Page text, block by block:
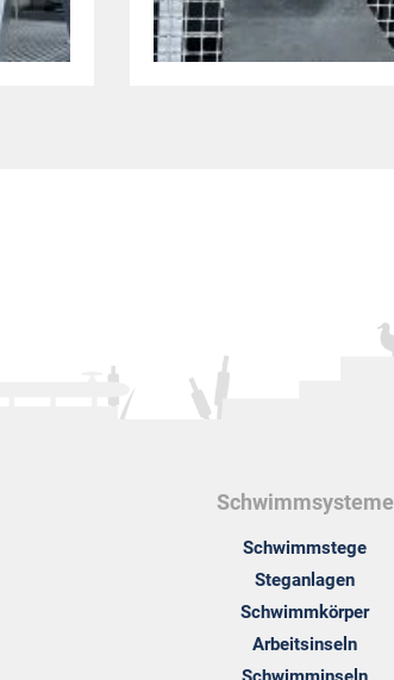
Schwimmsysteme
Schwimmstege
Steganlagen
Schwimmkörper
Arbeitsinseln